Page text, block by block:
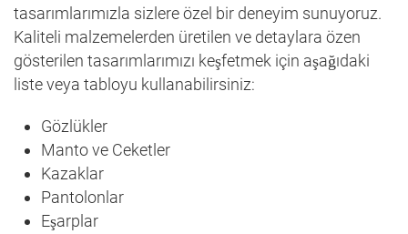
tasarımlarımızla sizlere özel bir deneyim sunuyoruz.
Kaliteli malzemelerden üretilen ve detaylara özen
gösterilen tasarımlarımızı keşfetmek için aşağıdaki
liste veya tabloyu kullanabilirsiniz:
Gözlükler
Manto ve Ceketler
Kazaklar
Pantolonlar
Eşarplar